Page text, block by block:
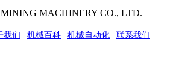
MACHINERY CO., LTD.
我们 机械百科 机械自动化 联系我们